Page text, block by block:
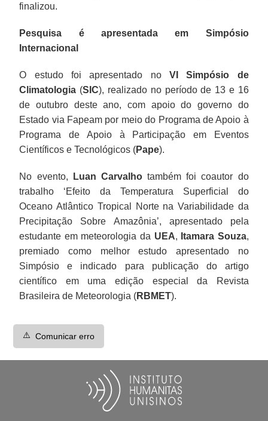
finalizou.
Pesquisa é apresentada em Simpósio
Internacional
O estudo foi apresentado no VI Simpósio de
Climatologia (SIC), realizado no período de 13 e 16
de outubro deste ano, com apoio do governo do
Estado via Fapeam por meio do Programa de Apoio à
Programa de Apoio à Participação em Eventos
Científicos e Tecnológicos (Pape).
No evento, Luan Carvalhotambém foi coautor do
trabalho ‘Efeito da Temperatura Superficial do
Oceano Atlântico Tropical Norte na Variabilidade da
Precipitação Sobre Amazônia’, apresentado pela
estudante em meteorologia da UEA, Itamara Souza,
premiado como melhor estudo apresentado no
Simpósio e indicado para publicação do artigo
científico em uma edição especial da Revista
Brasileira de Meteorologia (RBMET).
⚠️ Comunicar erro